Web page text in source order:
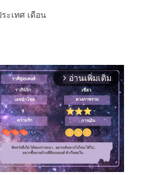
ะเทศ เดือน
arrow_forward_ios อ่านเพิ่มเติม